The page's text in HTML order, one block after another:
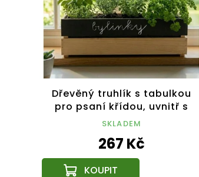
Dřevěný truhlík s tabulkou
pro psaní křídou, uvnitř s
černou fólií, 62x21,5x17cm,
SKLADEM
267 Kč